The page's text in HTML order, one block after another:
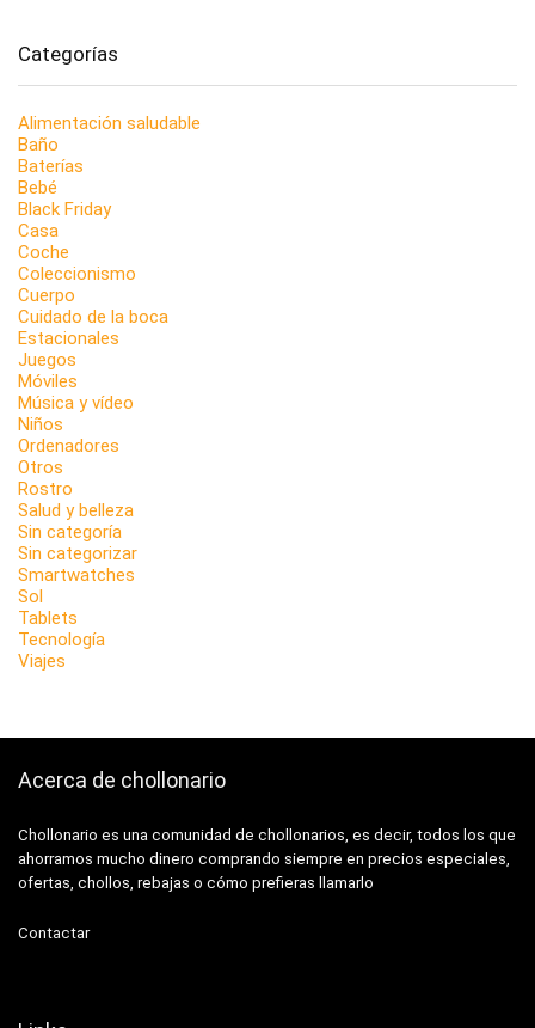
Categorías
Alimentación saludable
Baño
Baterías
Bebé
Black Friday
Casa
Coche
Coleccionismo
Cuerpo
Cuidado de la boca
Estacionales
Juegos
Móviles
Música y vídeo
Niños
Ordenadores
Otros
Rostro
Salud y belleza
Sin categoría
Sin categorizar
Smartwatches
Sol
Tablets
Tecnología
Viajes
Acerca de chollonario
Chollonario es una comunidad de chollonarios, es decir, todos los que
ahorramos mucho dinero comprando siempre en precios especiales,
ofertas, chollos, rebajas o cómo prefieras llamarlo
Contactar